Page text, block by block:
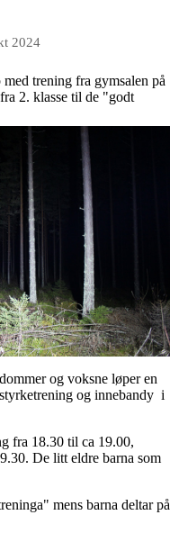
2024
trening fra gymsalen på
2. klasse til de "godt
og voksne løper en
og innebandy i
fra 18.30 til ca 19.00,
De litt eldre barna som
mens barna deltar på